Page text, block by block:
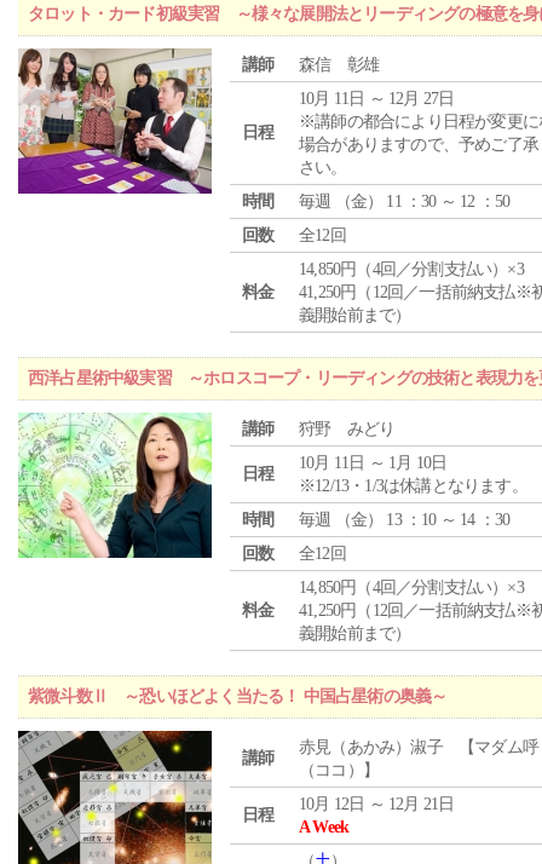
タロット・カード初級実習 ～様々な展開法とリーディングの極意を身
講師 森信 彰雄
日程
10月 11日 ～ 12月 27日
※講師の都合により日程が変更に
場合がありますので、予めご了承
さい。
時間
毎週 （金） 11 ：30 ～ 12 ：50
回数
全12回
料金
14,850円（4回／分割支払い）×3
41,250円（12回／一括前納支払※
義開始前まで）
西洋占星術中級実習 ～ホロスコープ・リーディングの技術と表現力
講師 狩野 みどり
日程
10月 11日 ～ 1月 10日
※12/13・1/3は休講となります。
時間
毎週 （金） 13 ：10 ～ 14 ：30
回数
全12回
料金
14,850円（4回／分割支払い）×3
41,250円（12回／一括前納支払※
義開始前まで）
紫微斗数Ⅱ ～恐いほどよく当たる！ 中国占星術の奥義～
講師
赤見（あかみ）淑子 【マダム呼
（ココ）】
日程
10月 12日 ～ 12月 21日
A Week